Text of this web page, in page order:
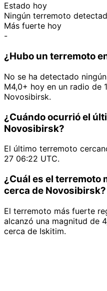
Estado hoy
Ningún terremoto
Más fuerte hoy
-
¿Hubo un terremoto
No se ha detectado
M4,0+ hoy en un radio de
Novosibirsk.
¿Cuándo ocurrió el
Novosibirsk?
El último terremoto
27 06:22 UTC.
¿Cuál es el
cerca de Novosibirsk?
El terremoto más fuerte
alcanzó una magnitud de
cerca de Iskitim.